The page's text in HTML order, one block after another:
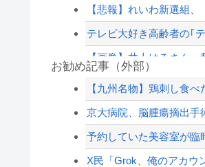
【悲報】れいわ新選組
テレビ大好き高齢者の｢
【画像】井上はるさん
国産初、遠隔監視型の
【速報】江別大学生暴
ジャンポケ斎藤と代理
【速報】江別大学生暴
お勧め記事（外部）
【九州名物】鶏刺し食
京大病院、脳腫瘍摘出
予約していた美容室が臨
X民「Grok、俺のアカウ